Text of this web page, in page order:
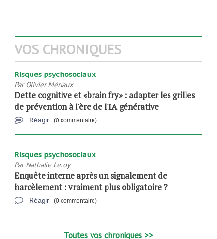
VOS CHRONIQUES
Risques psychosociaux
Par Olivier Mériaux
Dette cognitive et «brain fry» : adapter les grilles
de prévention à l'ère de l'IA générative
Réagir (0 commentaire)
Risques psychosociaux
ParNathalie Leroy
Enquête interne après un signalement de
harcèlement : vraiment plus obligatoire ?
Réagir (0 commentaire)
Toutes vos chroniques >>